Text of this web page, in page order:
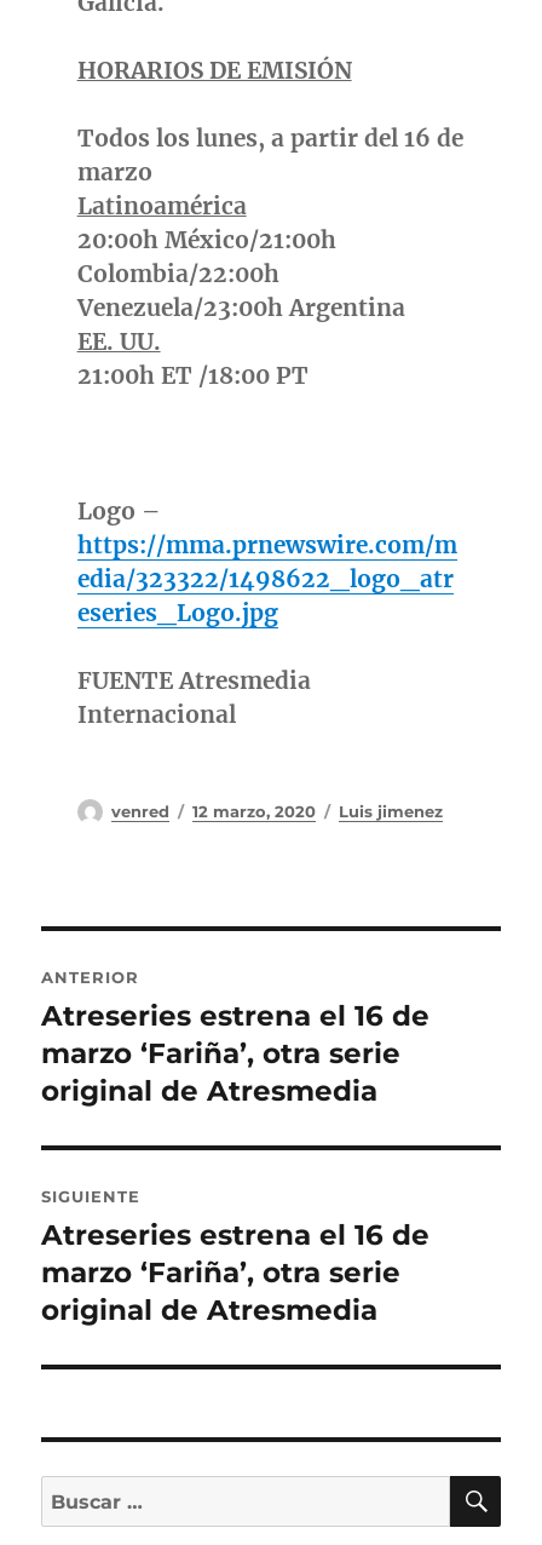
HORARIOS DE EMISIÓN
Todos los lunes, a partir del 16 de
marzo
Latinoamérica
20:00h México/21:00h
Colombia/22:00h
Venezuela/23:00hArgentina
EE. UU.
21:00h ET /18:00 PT
Logo –
https://mma.prnewswire.com/m
edia/323322/1498622_logo_atr
eseries_Logo.jpg
FUENTE Atresmedia
Internacional
Autor
venred
Publicado
12 marzo, 2020 Categorías
Luis jimenez
de
entradas
ANTERIOR
Entrada
anterior:
Atreseries estrena el 16 de
marzo ‘Fariña’, otra serie
original de Atresmedia
SIGUIENTE
Entrada
siguiente:
Atreseries estrena el 16 de
marzo ‘Fariña’, otra serie
original de Atresmedia
Buscar
por: